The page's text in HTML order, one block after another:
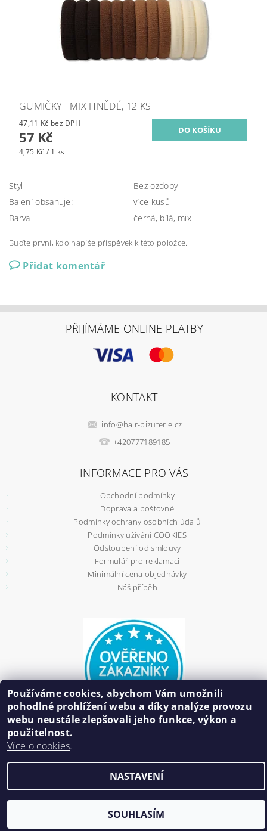
GUMIČKY - MIX HNĚDÉ, 12 KS
47,11 Kč bez DPH
57 Kč
4,75 Kč / 1 ks
Styl
Bez ozdoby
Balení obsahuje:
více kusů
Barva
černá, bílá, mix
Buďte první, kdo napíše příspěvek k této položce.
Přidat komentář
PŘIJÍMÁME ONLINE PLATBY
KONTAKT
info@hair-bizuterie.cz
+420777189185
INFORMACE PRO VÁS
Obchodní podmínky
Doprava a poštovné
Podmínky ochrany osobních údajů
Podmínky užívání COOKIES
Odstoupení od smlouvy
Formulář pro reklamaci
Minimální cena objednávky
Náš příběh
Vytvořil Shoptet
Používáme cookies, abychom Vám umožnili
pohodlné prohlížení webu a díky analýze provozu
webu neustále zlepšovali jeho funkce, výkon a
použitelnost.
Více o cookies.
NASTAVENÍ
SOUHLASÍM